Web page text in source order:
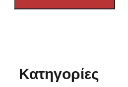
Κατηγορίες